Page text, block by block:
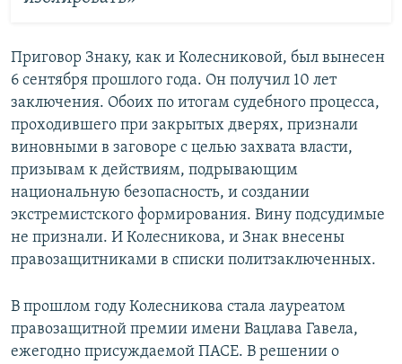
Приговор Знаку, как и Колесниковой, был вынесен
6 сентября прошлого года. Он получил 10 лет
заключения. Обоих по итогам судебного процесса,
проходившего при закрытых дверях, признали
виновными в заговоре с целью захвата власти,
призывам к действиям, подрывающим
национальную безопасность, и создании
экстремистского формирования. Вину подсудимые
не признали. И Колесникова, и Знак внесены
правозащитниками в списки политзаключенных.
В прошлом году Колесникова стала лауреатом
правозащитной премии имени Вацлава Гавела,
ежегодно присуждаемой ПАСЕ. В решении о